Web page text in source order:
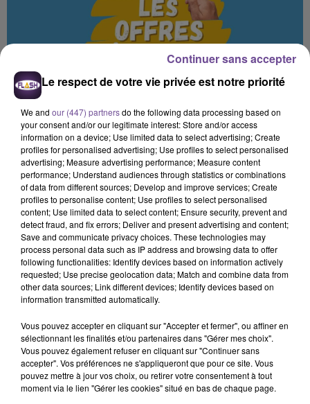
Un établissement scolaire en Corrèze
recherche un Secrétaire de Direction
(H/F).
Un établissement scolaire en Corrèze recherche un Secrétaire
de Direction (H/F). Vos missions : organiser et coordonner le
le secrétariat du service, gérer l’agenda, assurer le suivi
administratif des dossiers des personnels enseignants,
d’éducation et de surveillance des élèves, ou encore assurer
la gestion de divers dossiers transversaux. Le poste est à
pourvoir en CDD pour 2 mois. Les débutants sont acceptés.
Le respect de votre vie privée est notre priorité
We and our (447) partnersdo the following data processing based on
your consent and/or our legitimate interest: Store and/or access
information on a device; Use limited data to select advertising; Create
profiles for personalised advertising; Use profiles to select personalised
advertising; Measure advertising performance; Measure content
performance; Understand audiences through statistics or combinations
of data from different sources; Develop and improve services; Create
profiles to personalise content; Use profiles to select personalised
content; Use limited data to select content; Ensure security, prevent and
detect fraud, and fix errors; Deliver and present advertising and content;
Save and communicate privacy choices. These technologies may
process personal data such as IP address and browsing data to offer
following functionalities: Identify devices based on information actively
requested; Use precise geolocation data; Match and combine data from
other data sources; Link different devices; Identify devices based on
information transmitted automatically.
Vous pouvez accepter en cliquant sur "Accepter et fermer", ou affiner en
sélectionnant les finalités et/ou partenaires dans "Gérer mes choix".
Vous pouvez également refuser en cliquant sur "Continuer sans
accepter". Vos préférences ne s'appliqueront que pour ce site. Vous
pouvez mettre à jour vos choix, ou retirer votre consentement à tout
moment via le lien "Gérer les cookies" situé en bas de chaque page.
Continuer sans accepter